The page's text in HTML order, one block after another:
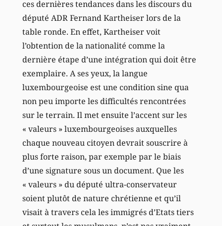
ces dernières tendances dans les discours du
député ADR Fernand Kartheiser lors de la
table ronde. En effet, Kartheiser voit
l’obtention de la nationalité comme la
dernière étape d’une intégration qui doit être
exemplaire. A ses yeux, la langue
luxembourgeoise est une condition sine qua
non peu importe les difficultés rencontrées
sur le terrain. Il met ensuite l’accent sur les
« valeurs » luxembourgeoises auxquelles
chaque nouveau citoyen devrait souscrire à
plus forte raison, par exemple par le biais
d’une signature sous un document. Que les
« valeurs » du député ultra-conservateur
soient plutôt de nature chrétienne et qu’il
visait à travers cela les immigrés d’Etats tiers